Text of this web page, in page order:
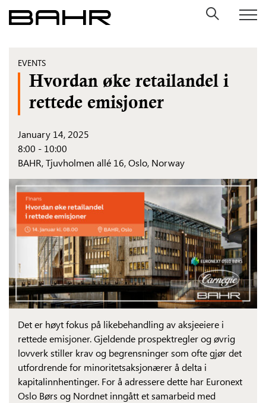
Skip
to
EVENTS
Hvordan øke retailandel i
rettede emisjoner
January 14, 2025
8:00 - 10:00
BAHR,Tjuvholmen allé 16, Oslo, Norway
Det er høyt fokus på likebehandling av aksjeeiere i
rettede emisjoner. Gjeldende prospektregler og øvrig
lovverk stiller krav og begrensninger som ofte gjør det
utfordrende for minoritetsaksjonærer å delta i
kapitalinnhentinger. For å adressere dette har Euronext
Oslo Børs og Nordnet inngått et samarbeid med